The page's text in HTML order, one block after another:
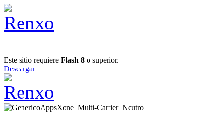
Este sitio requiere Flash 8 o superior.
Descargar